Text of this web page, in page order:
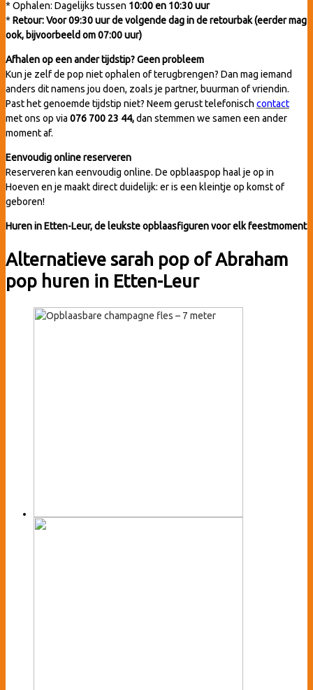
* Ophalen: Dagelijks tussen 10:00 en 10:30 uur
* Retour: Voor 09:30 uur de volgende dag in de retourbak (eerder mag
ook, bijvoorbeeld om 07:00 uur)
Afhalen op een ander tijdstip? Geen probleem
Kun je zelf de pop niet ophalen of terugbrengen? Dan mag iemand
anders dit namens jou doen, zoals je partner, buurman of vriendin.
Past het genoemde tijdstip niet? Neem gerust telefonisch contact
met ons op via 076 700 23 44,dan stemmen we samen een ander
moment af.
Eenvoudig online reserveren
Reserveren kan eenvoudig online. De opblaaspop haal je op in
Hoeven en je maakt direct duidelijk: er is een kleintje op komst of
geboren!
Huren in Etten-Leur, de leukste opblaasfiguren voor elk feestmoment
Alternatieve sarah pop of Abraham
pop huren in Etten-Leur